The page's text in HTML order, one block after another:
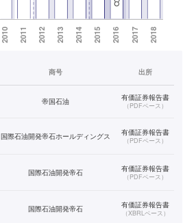
商号 出所
帝国石油 有価証券報告書
（PDFベース）
国際石油開発帝石ホールディングス 有価証券報告書
（PDFベース）
国際石油開発帝石 有価証券報告書
（PDFベース）
国際石油開発帝石 有価証券報告書
（XBRLベース）